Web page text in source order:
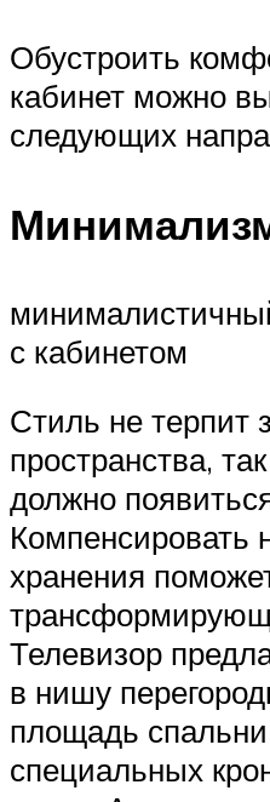
Обустроить
кабинет можно
следующих
с кабинетом
Стиль не терпит
пространства,
должно
Компенсировать
хранения
Телевизор
в нишу
площадь
специальных